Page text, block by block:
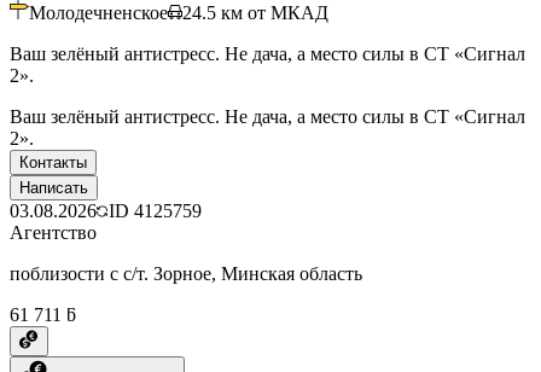
Молодечненское 24.5 км от МКАД
Ваш зелёный антистресс. Не дача, а место силы в СТ «Сигнал
2».
Ваш зелёный антистресс. Не дача, а место силы в СТ «Сигнал
2».
Контакты
Написать
03.08.2026 ID 4125759
Агентство
поблизости с с/т. Зорное, Минская область
61 711 ƃ